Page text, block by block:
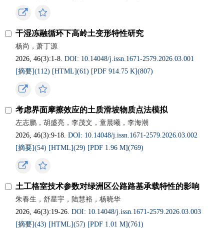
干湿冻融循环下高岭土变形特性研究
杨尚，萧丁源
2026, 46(3):1-8.DOI: 10.14048/j.issn.1671-2579.2026.03.001
[摘要](112) [HTML](61) [PDF 914.75 K](807)
考虑界面摩擦效应的土质滑坡物质点法模拟
左志鹏，胡盛亮，李茂文，童晨曦，李海潮
2026, 46(3):9-18.DOI: 10.14048/j.issn.1671-2579.2026.03.002
[摘要](54) [HTML](29) [PDF 1.96 M](769)
土工格室技术参数对绿洲区公路路基承载特性的影响
朱春生，舒星宇，陆慧裕，杨晓华
2026, 46(3):19-26.DOI: 10.14048/j.issn.1671-2579.2026.03.003
[摘要](43) [HTML](57) [PDF 1.01 M](761)